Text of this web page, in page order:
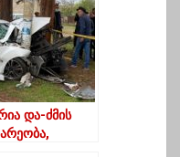
და-ძმის